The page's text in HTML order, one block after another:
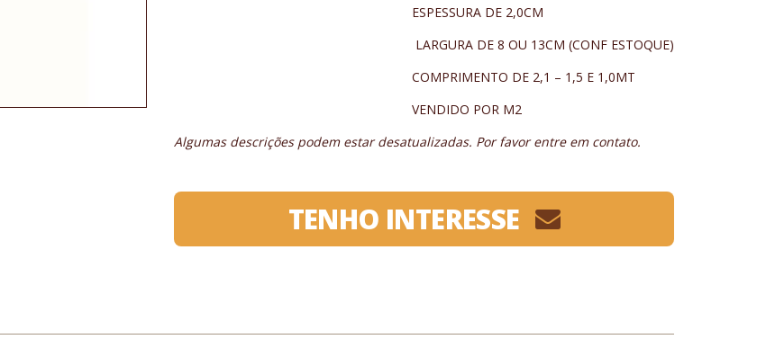
ESPESSURA DE 2,0CM
LARGURA DE 8 OU 13CM (CONF ESTOQUE)
COMPRIMENTO DE 2,1 – 1,5 E 1,0MT
VENDIDO POR M2
Algumas descrições podem estar desatualizadas. Por favor entre em contato.
TENHO INTERESSE